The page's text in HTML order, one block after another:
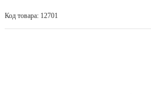
Код товара: 12701